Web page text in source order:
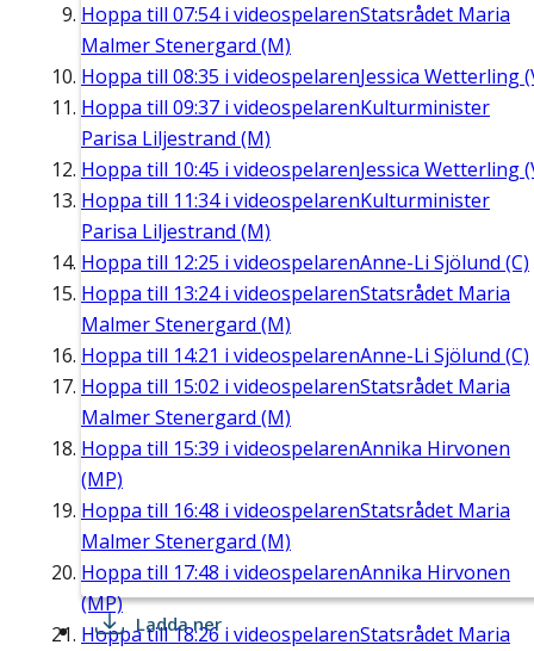
Hoppa till 07:54i videospelarenStatsrådet Maria
Malmer Stenergard (M)
Hoppa till 08:35 i videospelarenJessica Wetterling
Hoppa till 09:37 i videospelarenKulturminister
Parisa Liljestrand (M)
Hoppa till 10:45 i videospelarenJessica Wetterling
Hoppa till 11:34i videospelarenKulturminister
Parisa Liljestrand (M)
Hoppa till 12:25 i videospelarenAnne-Li Sjölund (C)
Hoppa till 13:24i videospelarenStatsrådet Maria
Malmer Stenergard (M)
Hoppa till 14:21 i videospelarenAnne-Li Sjölund (C)
Hoppa till 15:02 i videospelarenStatsrådet Maria
Malmer Stenergard (M)
Hoppa till 15:39 i videospelarenAnnika Hirvonen
(MP)
Hoppa till 16:48 i videospelarenStatsrådet Maria
Malmer Stenergard (M)
Hoppa till 17:48 i videospelarenAnnika Hirvonen
(MP)
Hoppa till18:26 i videospelarenStatsrådet Maria
Ladda ner